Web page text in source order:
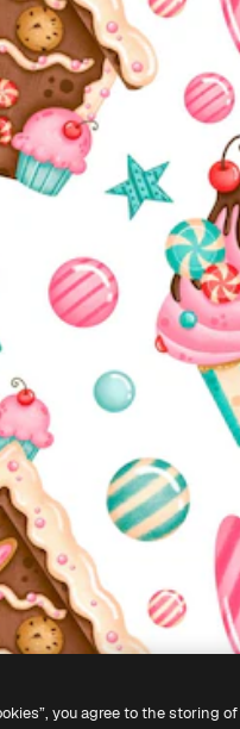
you agree to the storing